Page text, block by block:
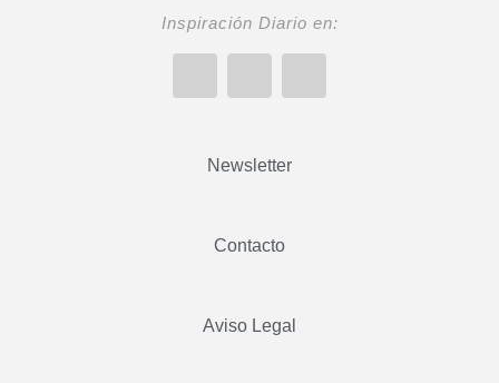
Inspiración Diario en:
Newsletter
Contacto
Aviso Legal